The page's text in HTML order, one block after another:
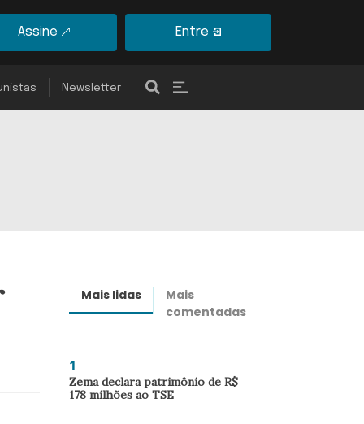
Assine Entre
Newsletter
Mais lidas
Mais
comentadas
1
Zema declara patrimônio de R$
178 milhões ao TSE